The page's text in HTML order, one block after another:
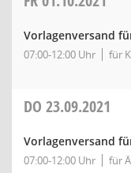
Vorlagenversand
07:00-12:00 Uhr für
DO 23.09.2021
Vorlagenversand
07:00-12:00 Uhr für